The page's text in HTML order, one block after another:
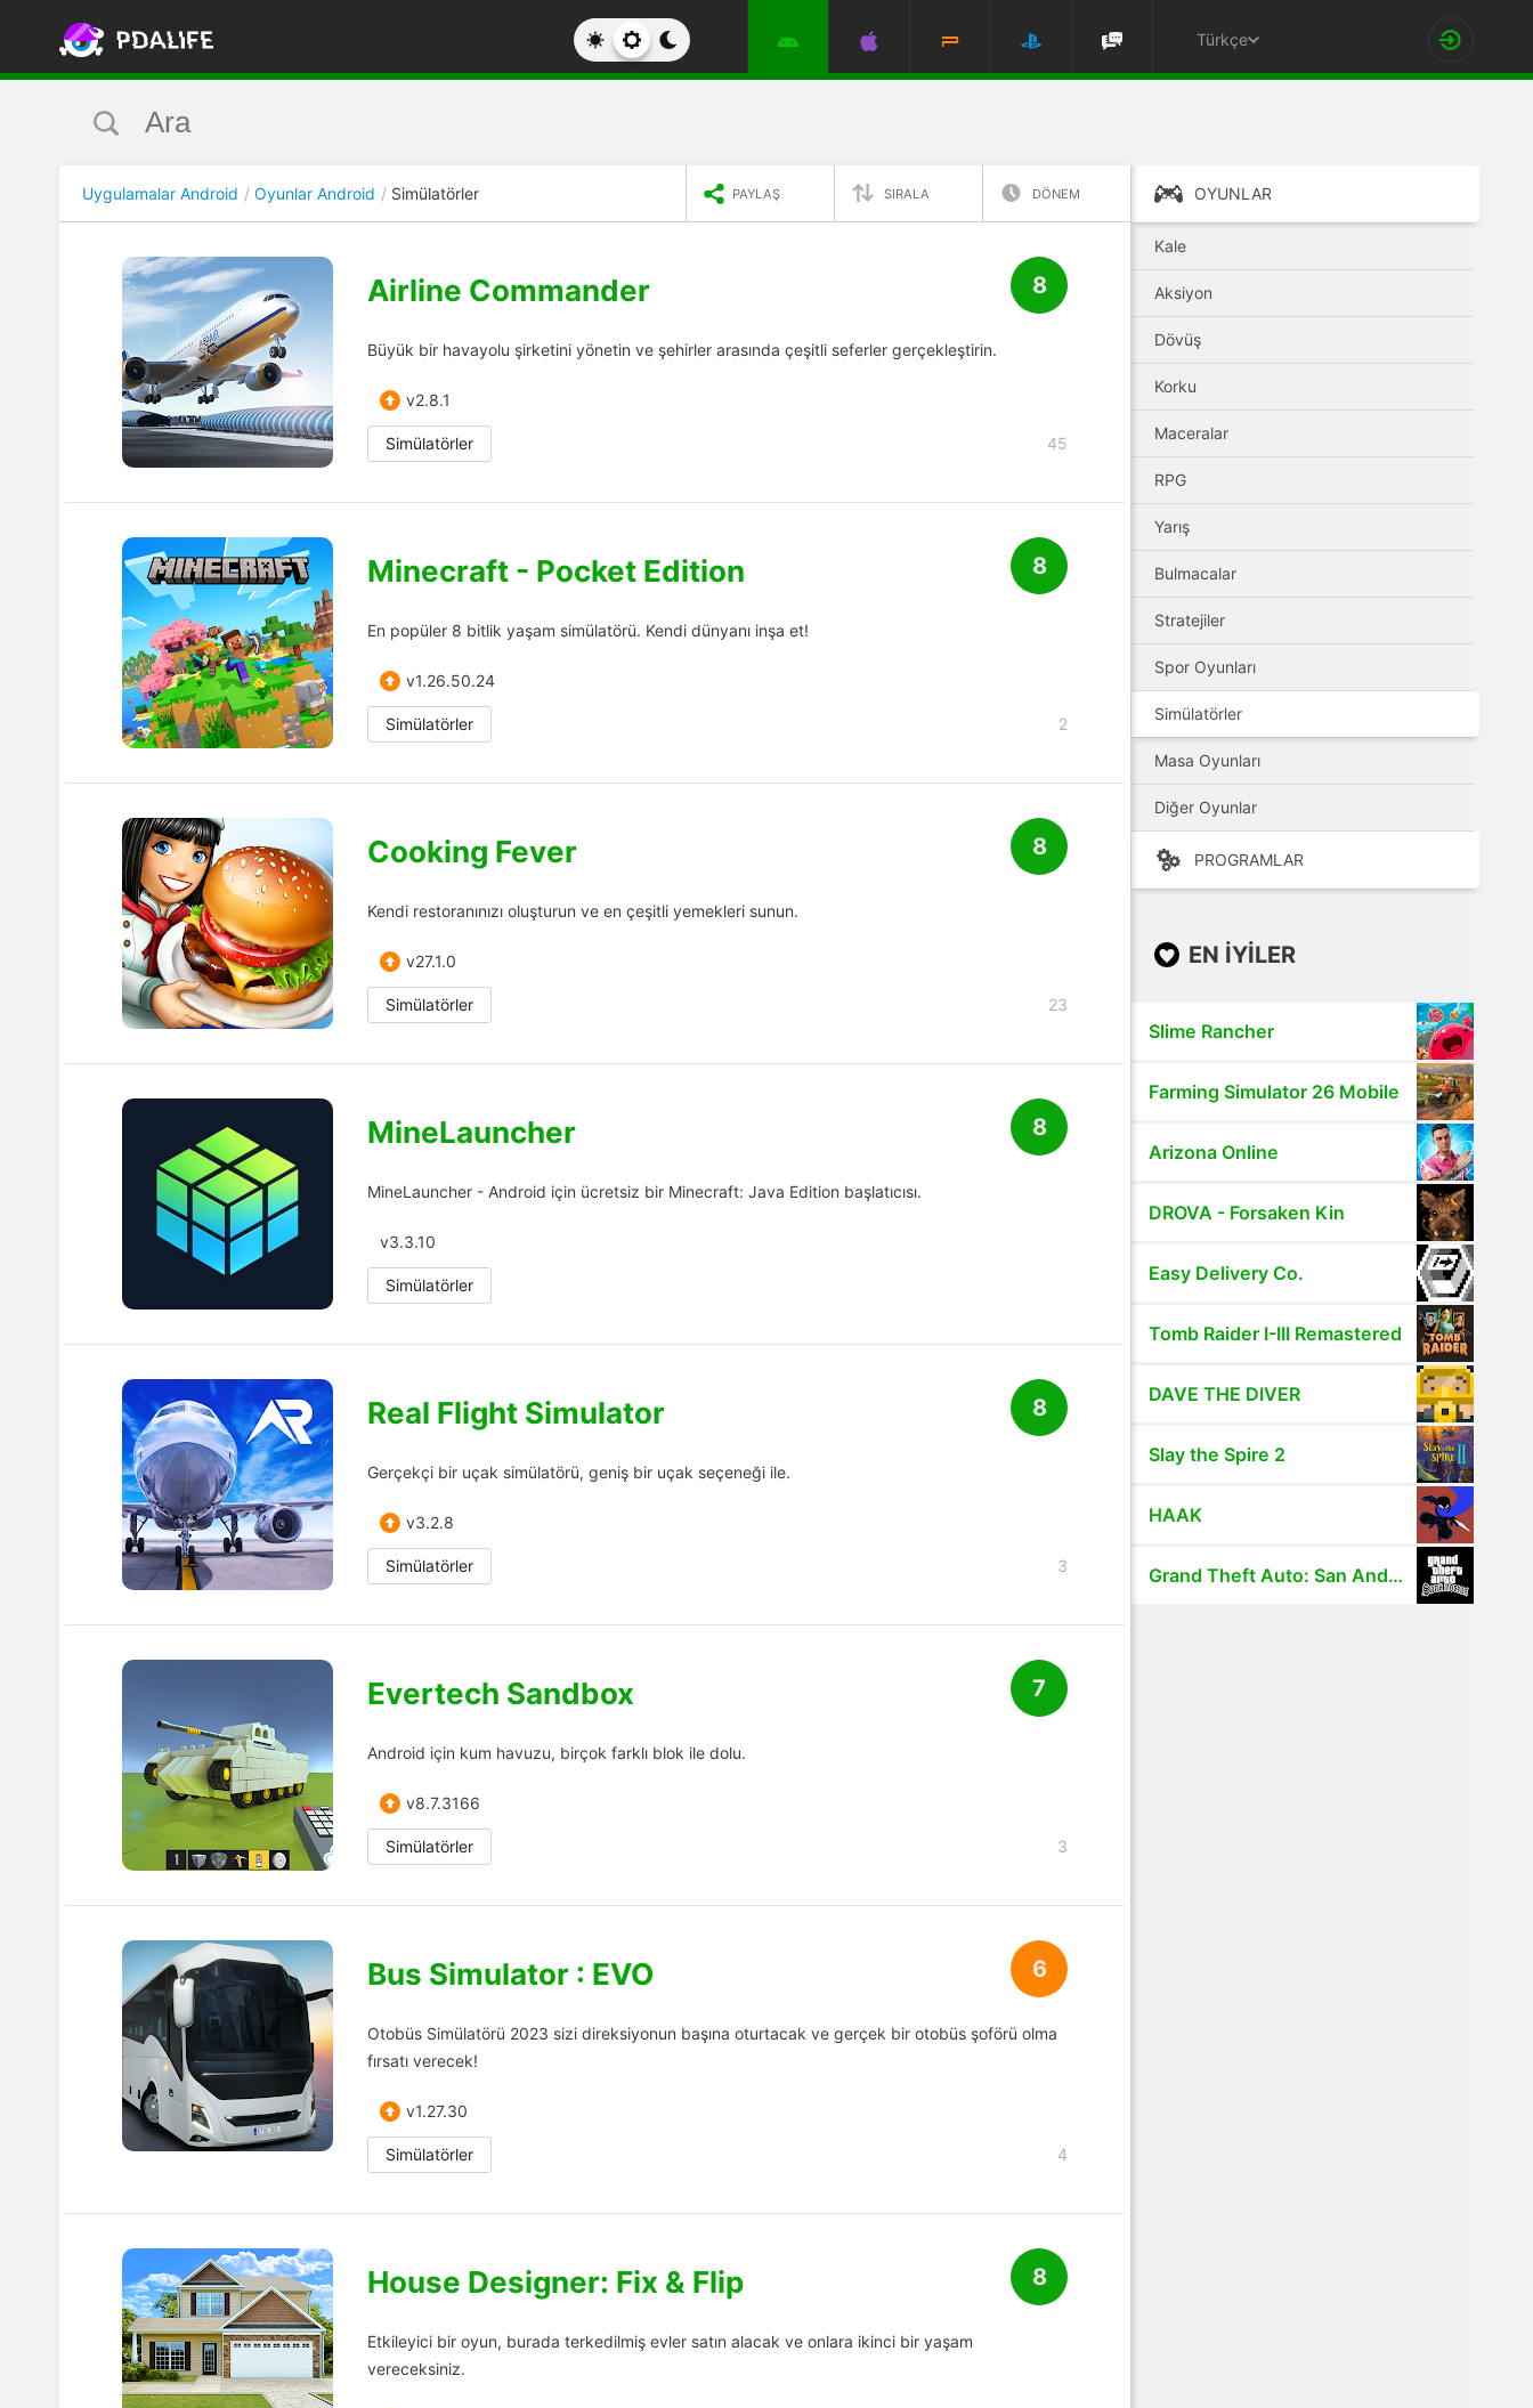
Türkçe
Uygulamalar Android Oyunlar Android Simülatörler PAYLAŞ SIRALA DÖNEM
8
Airline Commander
Büyük bir havayolu şirketini yönetin ve şehirler arasında çeşitli seferler gerçekleştirin.
v2.8.1
Simülatörler 45
8
Minecraft - Pocket Edition
En popüler 8 bitlik yaşam simülatörü. Kendi dünyanı inşa et!
v1.26.50.24
Simülatörler 2
8
Cooking Fever
Kendi restoranınızı oluşturun ve en çeşitli yemekleri sunun.
v27.1.0
Simülatörler 23
8
MineLauncher
MineLauncher - Android için ücretsiz bir Minecraft: Java Edition başlatıcısı.
v3.3.10
Simülatörler
8
Real Flight Simulator
Gerçekçi bir uçak simülatörü, geniş bir uçak seçeneği ile.
v3.2.8
Simülatörler 3
7
Evertech Sandbox
Android için kum havuzu, birçok farklı blok ile dolu.
v8.7.3166
Simülatörler 3
6
Bus Simulator : EVO
Otobüs Simülatörü 2023 sizi direksiyonun başına oturtacak ve gerçek bir otobüs şoförü olma
fırsatı verecek!
v1.27.30
Simülatörler 4
8
House Designer: Fix & Flip
Etkileyici bir oyun, burada terkedilmiş evler satın alacak ve onlara ikinci bir yaşam
vereceksiniz.
OYUNLAR
Kale
Aksiyon
Dövüş
Korku
Maceralar
RPG
Yarış
Bulmacalar
Stratejiler
Spor Oyunları
Simülatörler
Masa Oyunları
Diğer Oyunlar
PROGRAMLAR
EN IYILER
Slime Rancher
Farming Simulator 26 Mobile
Arizona Online
DROVA - Forsaken Kin
Easy Delivery Co.
Tomb Raider I-III Remastered
DAVE THE DIVER
Slay the Spire 2
HAAK
Grand Theft Auto: San Andreas